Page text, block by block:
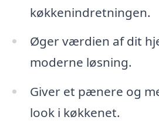
køkkenindretningen.
Øger værdien af dit
moderne løsning.
Giver et pænere og
look i køkkenet.